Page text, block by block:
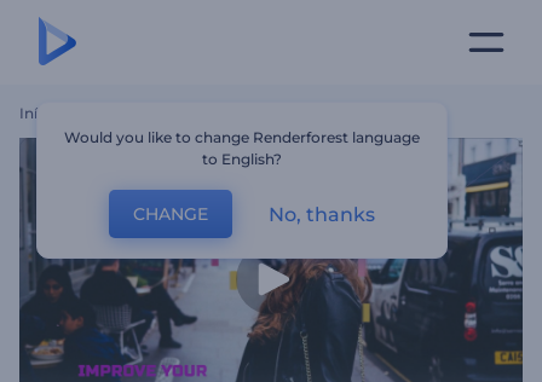
Início
Would you like to change Renderforest language
to English?
CHANGE No, thanks